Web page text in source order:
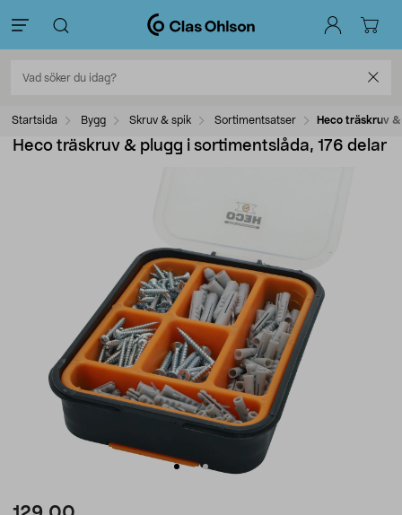
Startsida Bygg Skruv & spik Sortimentsatser Heco träskruv
Heco träskruv & plugg i sortimentslåda, 176 delar